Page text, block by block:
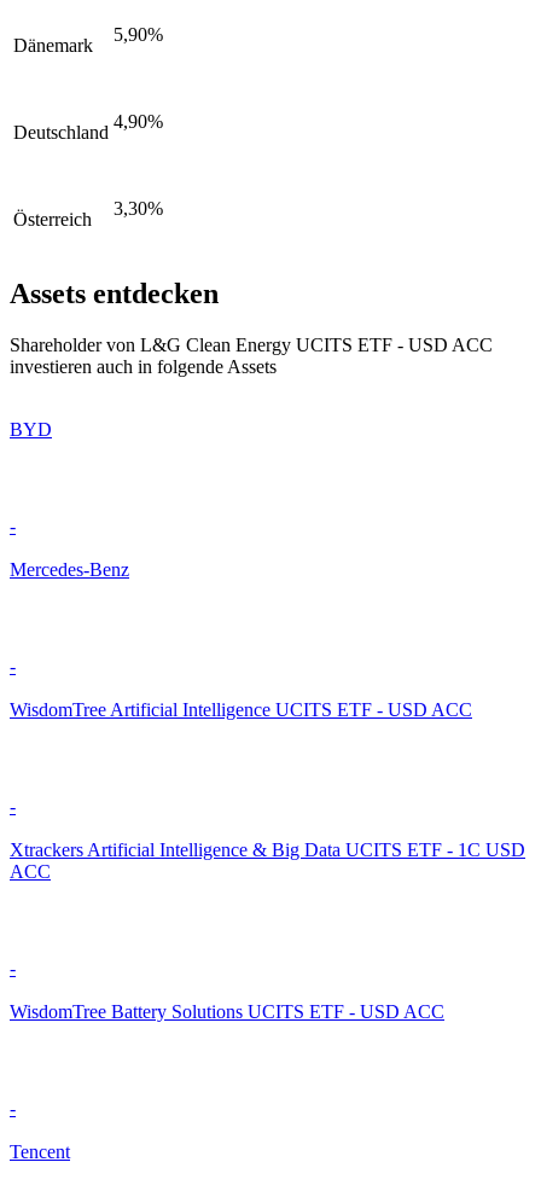
Dänemark
5,90%
Deutschland
4,90%
Österreich
3,30%
Assets entdecken
Shareholder von L&G Clean Energy UCITS ETF - USD ACC
investieren auch in folgende Assets
BYD
-
Mercedes-Benz
-
WisdomTree Artificial Intelligence UCITS ETF - USD ACC
-
Xtrackers Artificial Intelligence & Big Data UCITS ETF - 1C USD
ACC
-
WisdomTree Battery Solutions UCITS ETF - USD ACC
-
Tencent